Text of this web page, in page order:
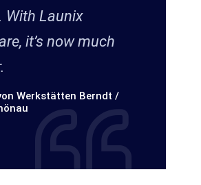
With Launix
it’s now much
Werkstätten Berndt /